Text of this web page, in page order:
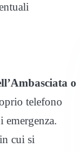
o
telefono
cui si